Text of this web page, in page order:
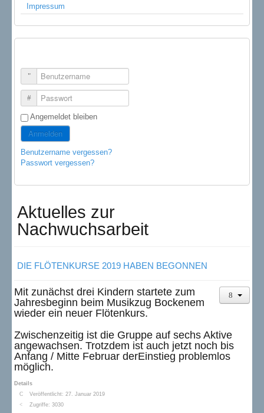
Impressum
Benutzername
Passwort
Angemeldet bleiben
Anmelden
Benutzername vergessen?
Passwort vergessen?
Aktuelles zur
Nachwuchsarbeit
DIE FLÖTENKURSE 2019 HABEN BEGONNEN
Mit zunächst drei Kindern startete zum
Jahresbeginn beim Musikzug Bockenem
wieder ein neuer Flötenkurs.
Zwischenzeitig ist die Gruppe auf sechs Aktive
angewachsen. Trotzdem ist auch jetzt noch bis
Anfang / Mitte Februar derEinstieg problemlos
möglich.
Details
Veröffentlicht: 27. Januar 2019
Zugriffe: 3030